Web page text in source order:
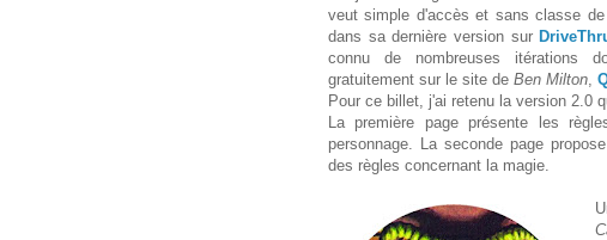
veut simple d'accès et sans classe
dans sa dernière version sur
connu de nombreuses itérations
gratuitement sur le site de Ben Milton
Pour ce billet, j'ai retenu la version 2.0
La première page présente les
personnage. La seconde page
des règles concernant la magie.